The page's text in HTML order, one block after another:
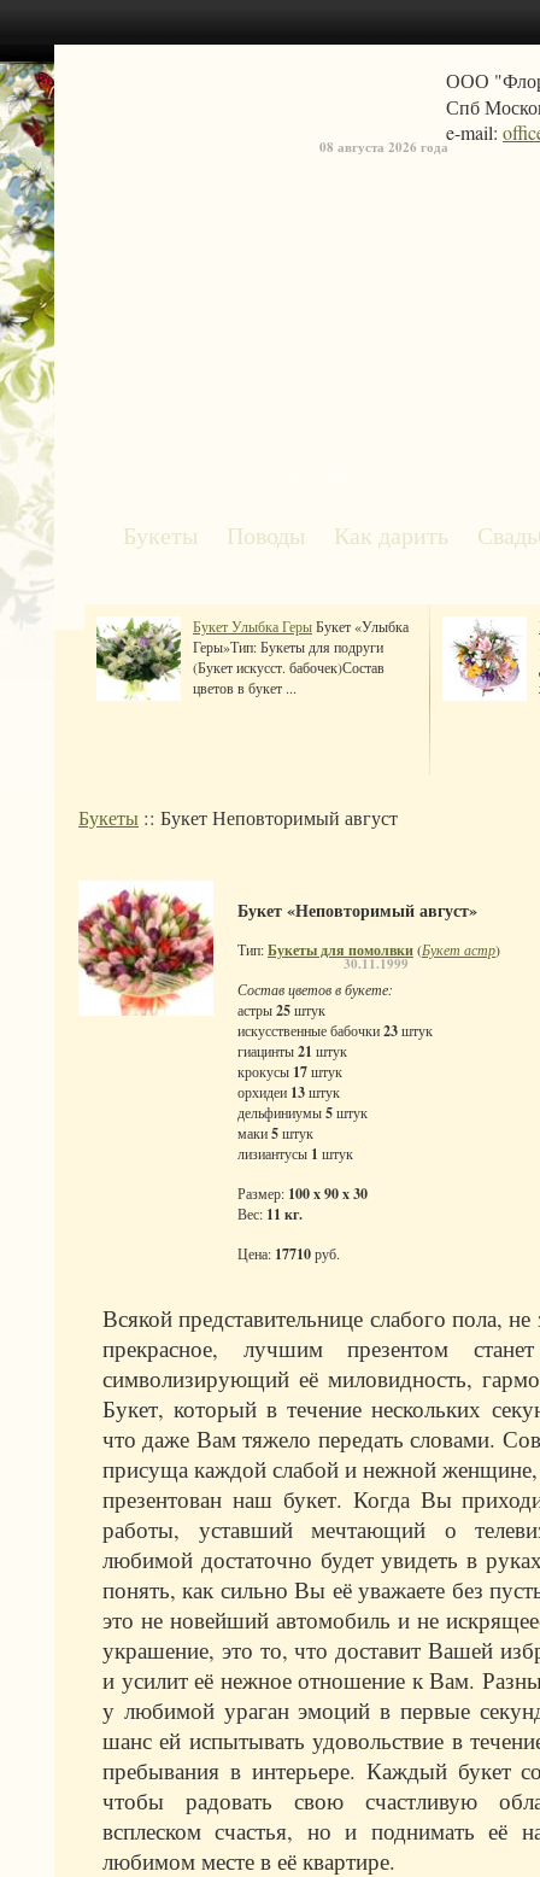
08 августа 2026 года
Букеты Поводы Как дарить
Букет Улыбка ГерыБукет «Улыбка
Геры»Тип: Букеты для подруги
(Букет искусст. бабочек)Состав
цветов в букет ...
Букеты :: Букет Неповторимый август
30.11.1999
Букет «Неповторимый август»
Тип:Букеты для помолвки(Букет астр)
Состав цветов в букете:
астры25штук
искусственные бабочки23штук
гиацинты21 штук
крокусы 17штук
орхидеи 13штук
дельфиниумы5штук
маки5штук
лизиантусы 1 штук
Размер: 100 x 90 x 30
Вес: 11 кг.
Цена: 17710руб.
Всякой представительнице слабого пола,
прекрасное, лучшим презентом
символизирующий её миловидность,
Букет, который в течение нескольких
что даже Вам тяжело передать словами.
присуща каждой слабой и нежной
презентован наш букет. Когда Вы
работы, уставший мечтающий о
любимой достаточно будет увидеть в
понять, как сильно Вы её уважаете без
это не новейший автомобиль и не
украшение, это то, что доставит Вашей
и усилит её нежное отношение к Вам.
у любимой ураган эмоций в первые
шанс ей испытывать удовольствие в
пребывания в интерьере. Каждый букет
чтобы радовать свою счастливую
всплеском счастья, но и поднимать её
любимом месте в её квартире.
ООО
Спб
e-mail: